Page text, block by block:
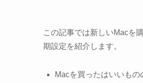
この記事では新しいMacを
期設定を紹介します。
Macを買ったはいいも